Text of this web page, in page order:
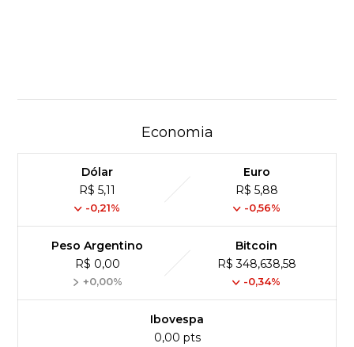
Economia
Dólar
R$ 5,11
-0,21%
Euro
R$ 5,88
-0,56%
Peso Argentino
R$ 0,00
+0,00%
Bitcoin
R$ 348,638,58
-0,34%
Ibovespa
0,00 pts